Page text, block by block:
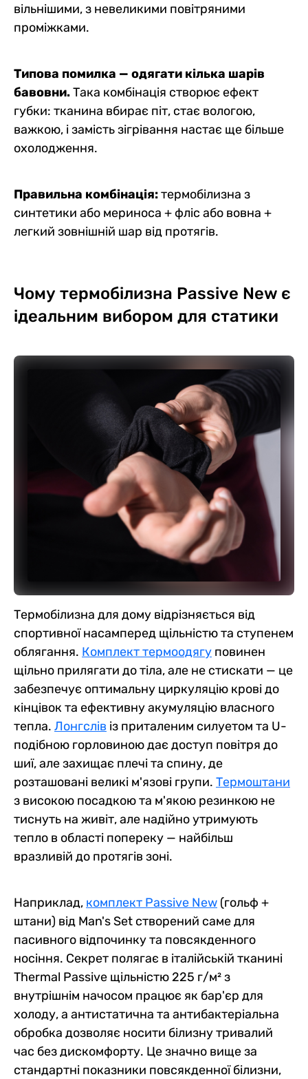
вільнішими, з невеликими повітряними
проміжками.
Типова помилка — одягати кілька шарів
бавовни.Така комбінація створює ефект
губки: тканина вбирає піт, стає вологою,
важкою, і замість зігрівання настає ще більше
охолодження.
Правильна комбінація:термобілизна з
синтетики або мериноса + фліс або вовна +
легкий зовнішній шар від протягів.
Чому термобілизна Passive New є
ідеальним вибором для статики
Термобілизна для дому відрізняється від
спортивної насамперед щільністю та ступенем
облягання. Комплект термоодягу повинен
щільно прилягати до тіла, але не стискати — це
забезпечує оптимальну циркуляцію крові до
кінцівок та ефективну акумуляцію власного
тепла. Лонгслів із приталеним силуетом та U-
подібною горловиною дає доступ повітря до
шиї, але захищає плечі та спину, де
розташовані великі м'язові групи. Термоштани
з високою посадкою та м'якою резинкою не
тиснуть на живіт, але надійно утримують
тепло в області попереку — найбільш
вразливій до протягів зоні.
Наприклад, комплект Passive New (гольф +
штани) від Man's Set створений саме для
пасивного відпочинку та повсякденного
носіння. Секрет полягає в італійській тканині
Thermal Passive щільністю 225 г/м² з
внутрішнім начосом працює як бар'єр для
холоду, а антистатична та антибактеріальна
обробка дозволяє носити білизну тривалий
час без дискомфорту. Це значно вище за
стандартні показники повсякденної білизни,